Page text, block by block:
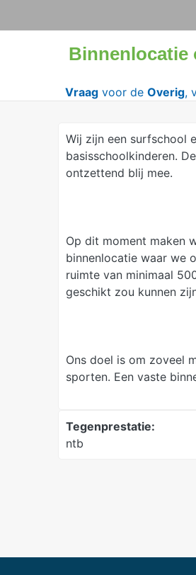
Binnenlocatie
Vraag voor de Overig,
Wij zijn een surfschool
basisschoolkinderen.
ontzettend blij mee.
Op dit moment maken
binnenlocatie waar we
ruimte van minimaal
geschikt zou kunnen
Ons doel is om zoveel
sporten. Een vaste
Tegenprestatie:
ntb